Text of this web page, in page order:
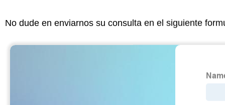
No dude en enviarnos su consulta en el siguiente